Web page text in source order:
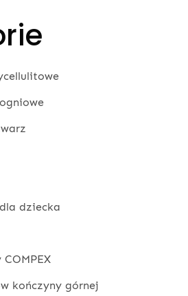
dziecka
kończyny górnej